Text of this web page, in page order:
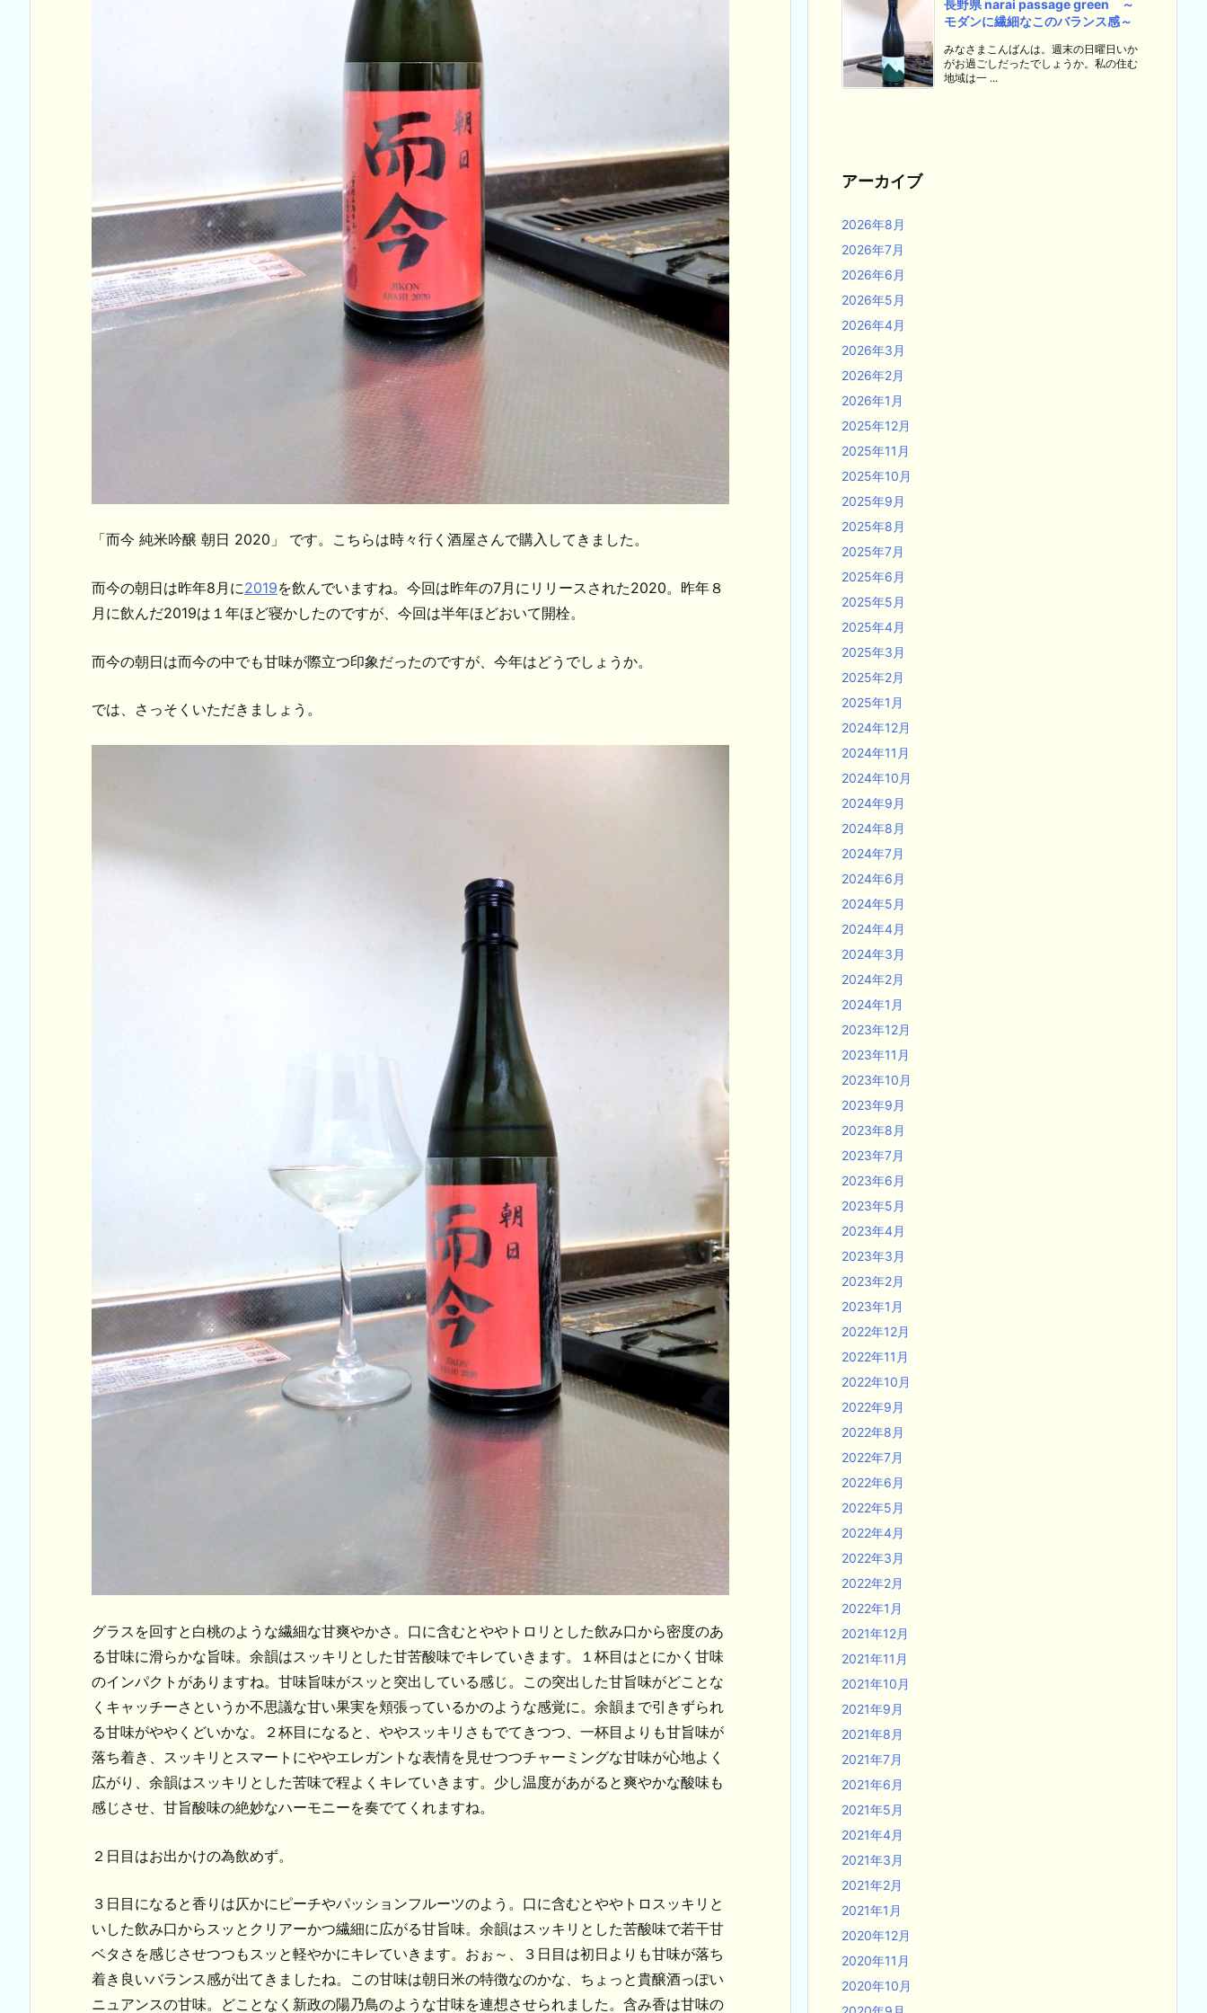
「而今 純米吟醸 朝日 2020」 です。こちらは時々行く酒屋さんで購入してきました。
而今の朝日は昨年8月に2019を飲んでいますね。今回は昨年の7月にリリースされた2020。昨年８
月に飲んだ2019は１年ほど寝かしたのですが、今回は半年ほどおいて開栓。
而今の朝日は而今の中でも甘味が際立つ印象だったのですが、今年はどうでしょうか。
では、さっそくいただきましょう。
グラスを回すと白桃のような繊細な甘爽やかさ。口に含むとややトロリとした飲み口から密度のあ
る甘味に滑らかな旨味。余韻はスッキリとした甘苦酸味でキレていきます。１杯目はとにかく甘味
のインパクトがありますね。甘味旨味がスッと突出している感じ。この突出した甘旨味がどことな
くキャッチーさというか不思議な甘い果実を頬張っているかのような感覚に。余韻まで引きずられ
る甘味がややくどいかな。２杯目になると、ややスッキリさもでてきつつ、一杯目よりも甘旨味が
落ち着き、スッキリとスマートにややエレガントな表情を見せつつチャーミングな甘味が心地よく
広がり、余韻はスッキリとした苦味で程よくキレていきます。少し温度があがると爽やかな酸味も
感じさせ、甘旨酸味の絶妙なハーモニーを奏でてくれますね。
２日目はお出かけの為飲めず。
３日目になると香りは仄かにピーチやパッションフルーツのよう。口に含むとややトロスッキリと
いした飲み口からスッとクリアーかつ繊細に広がる甘旨味。余韻はスッキリとした苦酸味で若干甘
ベタさを感じさせつつもスッと軽やかにキレていきます。おぉ～、３日目は初日よりも甘味が落ち
着き良いバランス感が出てきましたね。この甘味は朝日米の特徴なのかな、ちょっと貴醸酒っぽい
ニュアンスの甘味。どことなく新政の陽乃鳥のような甘味を連想させられました。含み香は甘味の
長野県 narai passage green ～
モダンに繊細なこのバランス感～
みなさまこんばんは。週末の日曜日いか
がお過ごしだったでしょうか。私の住む
地域は一 ...
アーカイブ
2026年8月
2026年7月
2026年6月
2026年5月
2026年4月
2026年3月
2026年2月
2026年1月
2025年12月
2025年11月
2025年10月
2025年9月
2025年8月
2025年7月
2025年6月
2025年5月
2025年4月
2025年3月
2025年2月
2025年1月
2024年12月
2024年11月
2024年10月
2024年9月
2024年8月
2024年7月
2024年6月
2024年5月
2024年4月
2024年3月
2024年2月
2024年1月
2023年12月
2023年11月
2023年10月
2023年9月
2023年8月
2023年7月
2023年6月
2023年5月
2023年4月
2023年3月
2023年2月
2023年1月
2022年12月
2022年11月
2022年10月
2022年9月
2022年8月
2022年7月
2022年6月
2022年5月
2022年4月
2022年3月
2022年2月
2022年1月
2021年12月
2021年11月
2021年10月
2021年9月
2021年8月
2021年7月
2021年6月
2021年5月
2021年4月
2021年3月
2021年2月
2021年1月
2020年12月
2020年11月
2020年10月